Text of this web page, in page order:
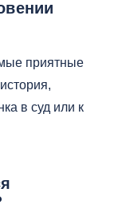
приятные
в суд или к